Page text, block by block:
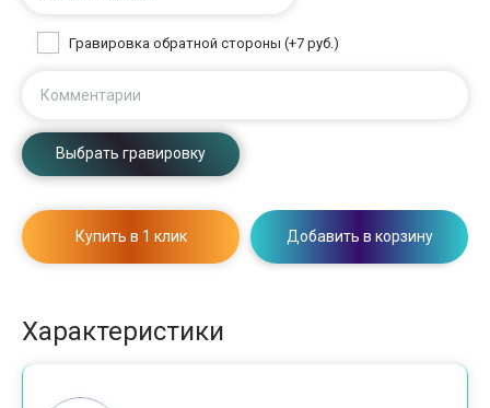
Гравировка обратной стороны (+7 руб.)
Комментарии
Выбрать гравировку
Купить в 1 клик Добавить в корзину
Характеристики